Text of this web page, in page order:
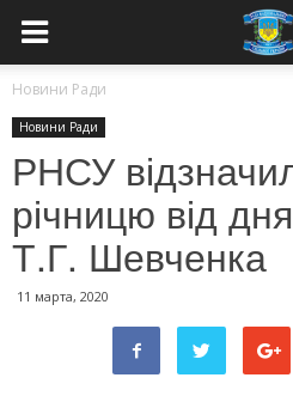
Новини Ради
Новини Ради
РНСУ
річницю від
Т.Г. Шевченка
11 марта, 2020